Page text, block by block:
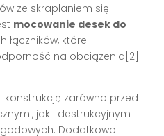
ze skraplaniem się
mocowanie desek do
łączników, które
na obciążenia[2]
konstrukcję zarówno przed
jak i destrukcyjnym
Dodatkowo